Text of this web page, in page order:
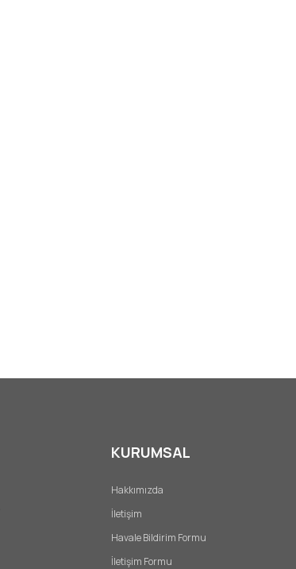
KURUMSAL
Hakkımızda
İletişim
Havale Bildirim Formu
İletişim Formu